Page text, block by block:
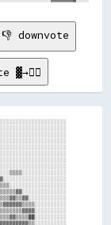
👎 downvote